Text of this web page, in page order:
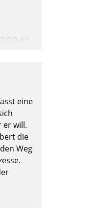
eine
er will.
die
Weg